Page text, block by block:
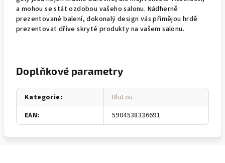
a mohou se stát ozdobou vašeho salonu. Nádherně
prezentované balení, dokonalý design vás přimějou hrdě
prezentovat dříve skryté produkty na vašem salonu.
Doplňkové parametry
Kategorie:
BluLou
EAN: 5904538336691